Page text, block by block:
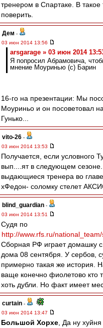
тренером в Спартаке. В такое
поверить.
Дем -
03 июн 2014 13:56
arsgarage » 03 июн 2014
Я попросил Абрамовича,
мнение Моуринью (с) Барин
16-го на презентации: Мы
Моуриньо и он посоветовал
Гунько...
vito-26 -
03 июн 2014 13:53
Получается, если условного
вып....ят в следующем сезоне.
выдающиеся тренера во
хФедон- соломку стелет
blind_guardian -
03 июн 2014 13:51
Судя по
http://www.rfs.ru/
Сборная РФ играет домашку
дома 08 сентября. У сербов,
примерно такая же история.
ваще конечно фиолетово кто
хоть дубли. Но факт имеет
curtain -
03 июн 2014 13:47
Большой Хорхе , Да ну